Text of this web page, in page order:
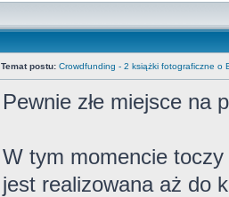
Temat postu: Crowdfunding - 2 książki fotograficzne o
Pewnie złe miejsce na
W tym momencie toczy
jest realizowana aż do